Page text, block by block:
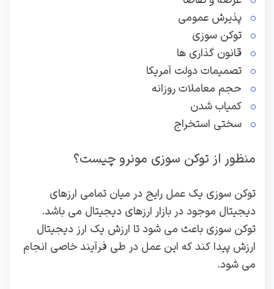
پذیرش عمومی
توکن سوزی
قانون گذاری ها
تصمیمات دولت آمریکا
حجم معاملات روزانه
کمیاب شدن
سختی استخراج
منظور از توکن سوزی مونرو چیست؟
توکن سوزی یک عمل رایج در میان تمامی ارزهای
دیجیتال موجود در بازار ارزهای دیجیتال می باشد.
توکن سوزی باعث می شود تا ارزش یک ارز دیجیتال
ارزش پیدا کند که این عمل در طی فرآیند خاصی انجام
می شود.